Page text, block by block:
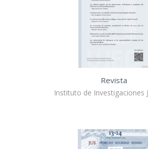
Revista
Instituto de Investigaciones